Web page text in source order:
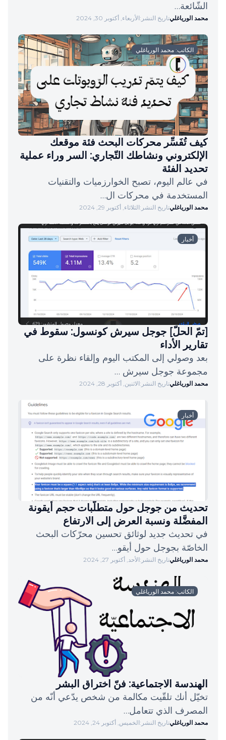
الشّائعة…
محمد الورياغليتاريخ النشر:الأربعاء, أكتوبر 30, 2024
الكاتب: محمد الورياغلي
كيف تُفَسِّر محركات البحث فئة موقعك
الإلكتروني ونشاطك التّجاري: السر وراء عملية
تحديد الفئة
في عالم اليوم، تصبح الخوارزميات والتقنيات
المستخدمة في محركات ال…
محمد الورياغليتاريخ النشر:الثلاثاء, أكتوبر 29, 2024
أخبار
[تمّ الحلّ] جوجل سيرش كونسول: سقوط في
تقارير الأداء
بعد وصولي إلى المكتب اليوم وإلقاء نظرة على
مجموعة جوجل سيرش …
محمد الورياغليتاريخ النشر:الاثنين, أكتوبر 28, 2024
أخبار
تحديث من جوجل حول متطلّبات حجم أيقونة
المفضَّلة ونسبة العرض إلى الارتفاع
في تحديث جديد لوثائق تحسين محرّكات البحث
الخاصّة بجوجل حول أيقو…
محمد الورياغليتاريخ النشر:الأحد, أكتوبر 27, 2024
الكاتب: محمد الورياغلي
الهندسة الاجتماعية: فنّ اختراق البشر
تخيّل أنك تلقّيت مكالمة من شخص يدّعي أنّه من
المصرف الذي تتعامل…
محمد الورياغليتاريخ النشر:الخميس, أكتوبر 24, 2024